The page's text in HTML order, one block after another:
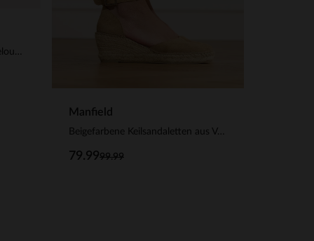
Taupefarbene Espadrilles aus Veloursleder
Manfield
Beigefarbene Keilsandaletten aus Veloursleder
99.99
79.99